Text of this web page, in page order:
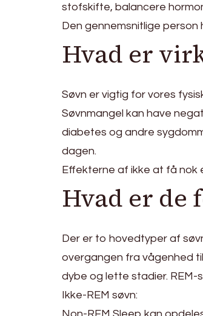
stofskifte, balancere
Den gennemsnitlige
Hvad er
Søvn er vigtig for vores
Søvnmangel kan have
diabetes og andre
dagen.
Effekterne af ikke at få nok
Hvad er de
Der er to hovedtyper af
overgangen fra vågenhed
dybe og lette stadier. REM-
Ikke-REM søvn: